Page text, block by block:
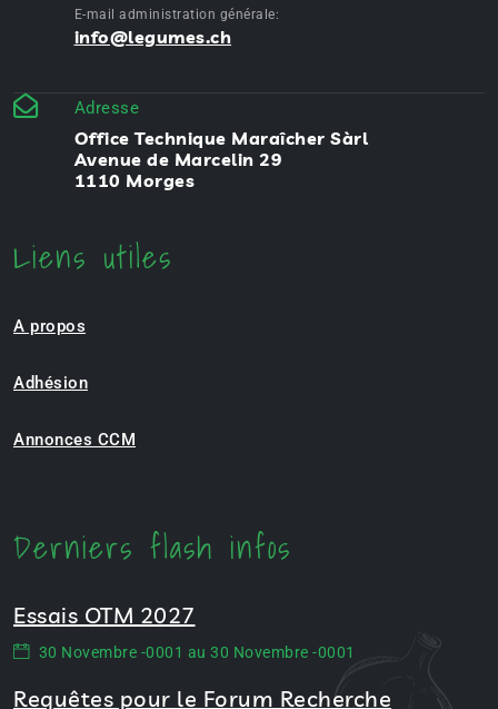
E-mail administration générale:
info@legumes.ch
Adresse
Office Technique Maraîcher Sàrl
Avenue de Marcelin 29
1110 Morges
Liens utiles
A propos
Adhésion
Annonces CCM
Derniers flash infos
Essais OTM 2027
30 Novembre -0001 au 30 Novembre -0001
Requêtes pour le Forum Recherche